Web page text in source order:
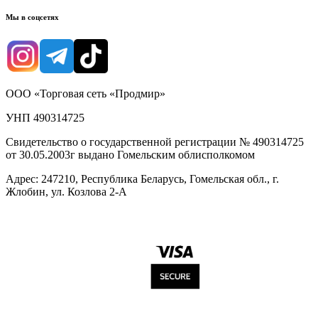
Мы в соцсетях
ООО «Торговая сеть «Продмир»
УНП 490314725
Свидетельство о государственной регистрации № 490314725
от 30.05.2003г выдано Гомельским облисполкомом
Адрес: 247210, Республика Беларусь, Гомельская обл., г.
Жлобин, ул. Козлова 2-А